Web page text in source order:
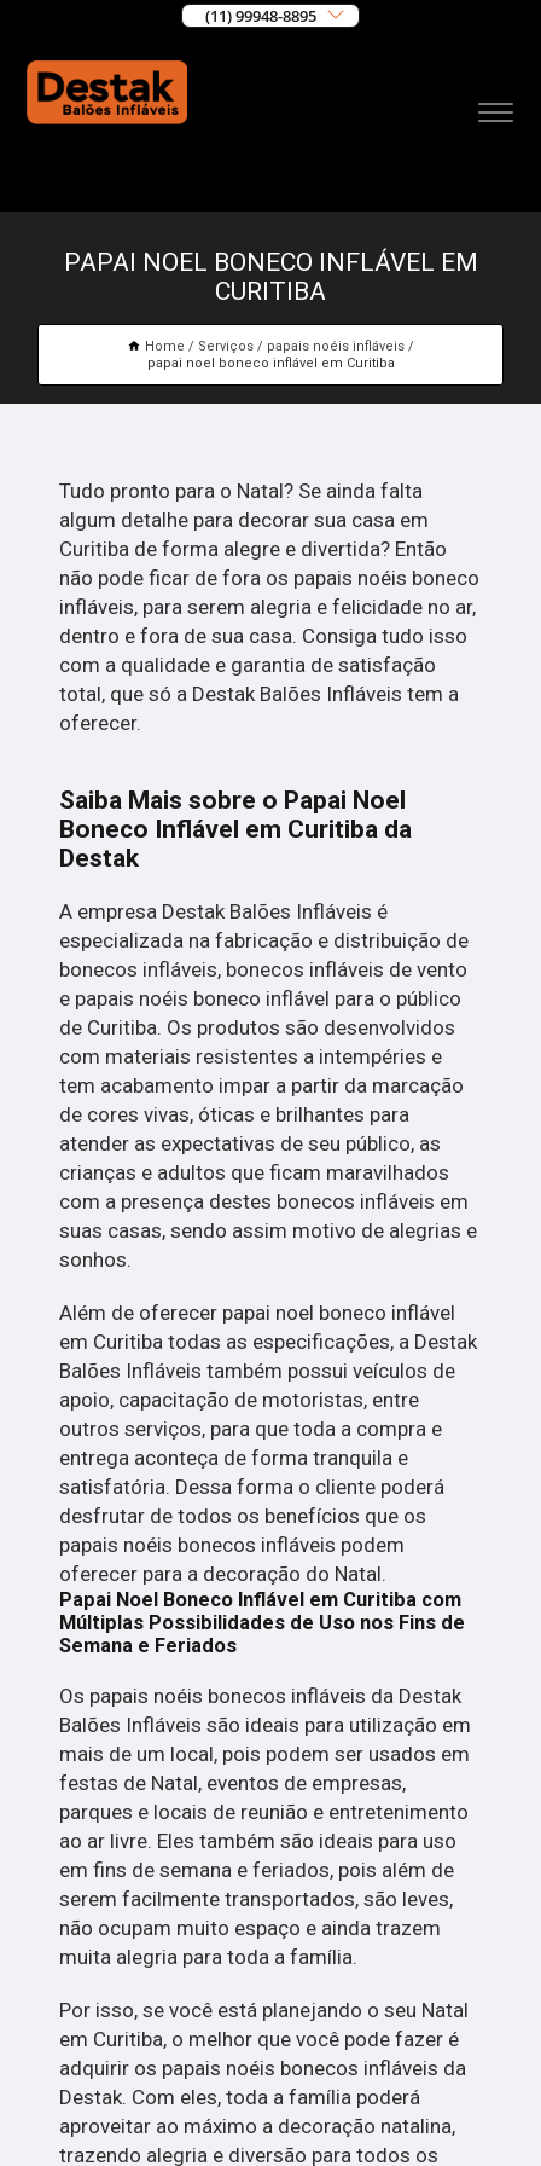
(11) 99948-8895
PAPAI NOEL BONECO INFLÁVEL EM
CURITIBA
Home Serviços
papais noéis infláveis
papai noel boneco inflável em Curitiba
Tudo pronto para o Natal? Se ainda falta
algum detalhe para decorar sua casa em
Curitiba de forma alegre e divertida? Então
não pode ficar de fora os papais noéis boneco
infláveis, para serem alegria e felicidade no ar,
dentro e fora de sua casa. Consiga tudo isso
com a qualidade e garantia de satisfação
total, que só a Destak Balões Infláveis tem a
oferecer.
Saiba Mais sobre o Papai Noel
Boneco Inflável em Curitiba da
Destak
A empresa Destak Balões Infláveis é
especializada na fabricação e distribuição de
bonecos infláveis, bonecos infláveis de vento
e papais noéis boneco inflável para o público
de Curitiba. Os produtos são desenvolvidos
com materiais resistentes a intempéries e
tem acabamento impar a partir da marcação
de cores vivas, óticas e brilhantes para
atender as expectativas de seu público, as
crianças e adultos que ficam maravilhados
com a presença destes bonecos infláveis em
suas casas, sendo assim motivo de alegrias e
sonhos.
Além de oferecer papai noel boneco inflável
em Curitiba todas as especificações, a Destak
Balões Infláveis também possui veículos de
apoio, capacitação de motoristas, entre
outros serviços, para que toda a compra e
entrega aconteça de forma tranquila e
satisfatória. Dessa forma o cliente poderá
desfrutar de todos os benefícios que os
papais noéis bonecos infláveis podem
oferecer para a decoração do Natal.
Papai Noel Boneco Inflável em Curitiba com
Múltiplas Possibilidades de Uso nos Fins de
Semana e Feriados
Os papais noéis bonecos infláveis da Destak
Balões Infláveis são ideais para utilização em
mais de um local, pois podem ser usados em
festas de Natal, eventos de empresas,
parques e locais de reunião e entretenimento
ao ar livre. Eles também são ideais para uso
em fins de semana e feriados, pois além de
serem facilmente transportados, são leves,
não ocupam muito espaço e ainda trazem
muita alegria para toda a família.
Por isso, se você está planejando o seu Natal
em Curitiba, o melhor que você pode fazer é
adquirir os papais noéis bonecos infláveis da
Destak. Com eles, toda a família poderá
aproveitar ao máximo a decoração natalina,
trazendo alegria e diversão para todos os